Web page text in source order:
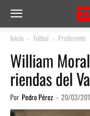
Inicio Fútbol Preferente
William
riendas del
Por Pedro Pérez - 20/03/